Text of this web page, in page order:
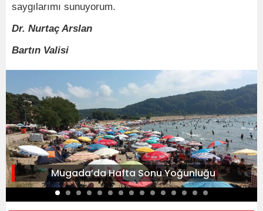
saygılarımı sunuyorum.
Dr. Nurtaç Arslan
Bartın Valisi
Mugada’da Hafta Sonu Yoğunluğu